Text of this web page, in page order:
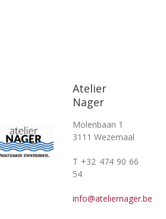
Atelier
Nager
Molenbaan 1
3111 Wezemaal
T +32 474 90 66
54
info@ateliernager.be